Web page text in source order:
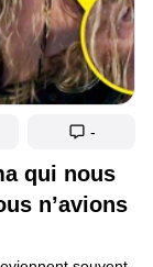
qui nous
n’avions
-